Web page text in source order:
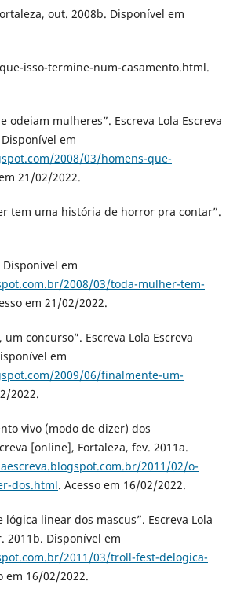
out. 2008b. Disponível em
isso-termine-num-casamento.html.
odeiam mulheres”. Escreva Lola Escreva
em
2008/03/homens-que-
21/02/2022.
tem uma história de horror pra contar”.
em
2008/03/toda-mulher-tem-
em 21/02/2022.
concurso”. Escreva Lola Escreva
em
2009/06/finalmente-um-
2022.
vivo (modo de dizer) dos
[online], Fortaleza, fev. 2011a.
2011/02/o-
dos.html. Acesso em 16/02/2022.
lógica linear dos mascus”. Escreva Lola
2011b. Disponível em
2011/03/troll-fest-delogica-
em 16/02/2022.